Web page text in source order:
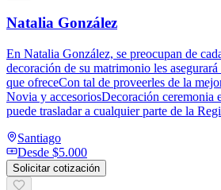
Natalia González
En Natalia González, se preocupan de
decoración de su matrimonio les
que ofreceCon tal de proveerles de la
Novia y accesoriosDecoración ceremonia
puede trasladar a cualquier parte de la
Santiago
Desde $5.000
Solicitar cotización